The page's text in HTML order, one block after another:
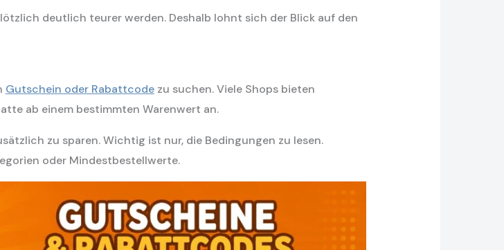
deutlich teurer werden. Deshalb lohnt sich der Blick auf den
Gutschein oder Rabattcodezu suchen. Viele Shops bieten
ab einem bestimmten Warenwert an.
zu sparen. Wichtig ist nur, die Bedingungen zu lesen.
oder Mindestbestellwerte.